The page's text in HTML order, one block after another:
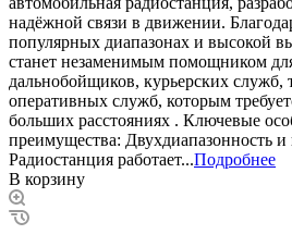
надёжной связи в движении.
популярных диапазонах и высокой
станет незаменимым помощником
дальнобойщиков, курьерских служб,
оперативных служб, которым
больших расстояниях . Ключевые
преимущества: Двухдиапазонность
Радиостанция работает...Подробнее
В корзину